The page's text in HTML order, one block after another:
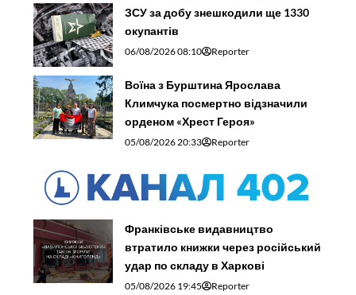
ЗСУ за добу знешкодили ще 1330
окупантів
06/08/2026 08:10 Reporter
Воїна з Бурштина Ярослава
Климчука посмертно відзначили
орденом «Хрест Героя»
05/08/2026 20:33 Reporter
Франківське видавництво
втратило книжки через російський
удар по складу в Харкові
05/08/2026 19:45 Reporter